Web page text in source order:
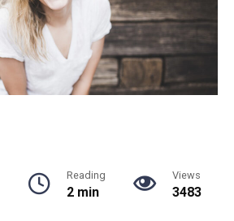
Reading
2 min
Views
3483